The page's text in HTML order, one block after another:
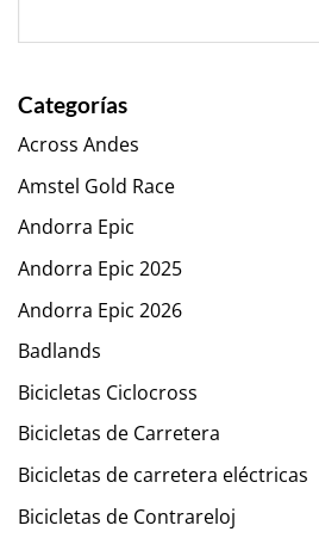
Categorías
Across Andes
Amstel Gold Race
Andorra Epic
Andorra Epic 2025
Andorra Epic 2026
Badlands
Bicicletas Ciclocross
Bicicletas de Carretera
Bicicletas de carretera eléctricas
Bicicletas de Contrareloj